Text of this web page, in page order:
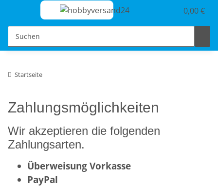
0,00 €
Startseite
Zahlungsmöglichkeiten
Wir akzeptieren die folgenden
Zahlungsarten.
Überweisung Vorkasse
PayPal